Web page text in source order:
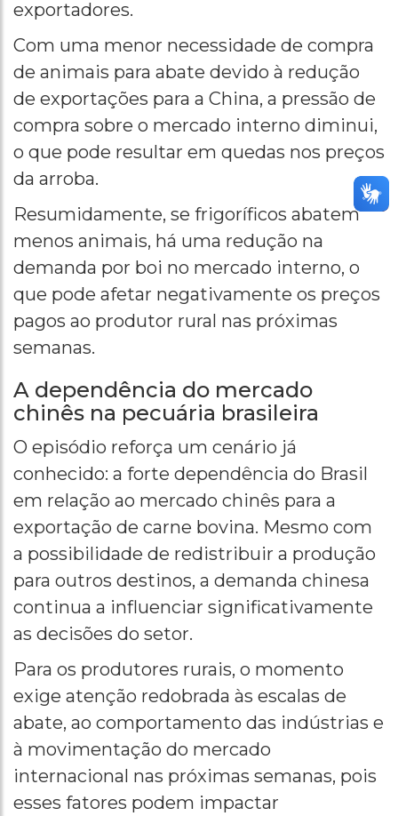
exportadores.
Com uma menor necessidade de compra
de animais para abate devido à redução
de exportações para a China, a pressão de
compra sobre o mercado interno diminui,
o que pode resultar em quedas nos preços
da arroba.
Resumidamente, se frigoríficos abatem
menos animais, há uma redução na
demanda por boi no mercado interno, o
que pode afetar negativamente os preços
pagos ao produtor rural nas próximas
semanas.
A dependência do mercado
chinês na pecuária brasileira
O episódio reforça um cenário já
conhecido: a forte dependência do Brasil
em relação ao mercado chinês para a
exportação de carne bovina. Mesmo com
a possibilidade de redistribuir a produção
para outros destinos, a demanda chinesa
continua a influenciar significativamente
as decisões do setor.
Para os produtores rurais, o momento
exige atenção redobrada às escalas de
abate, ao comportamento das indústrias e
à movimentação do mercado
internacional nas próximas semanas, pois
esses fatores podem impactar